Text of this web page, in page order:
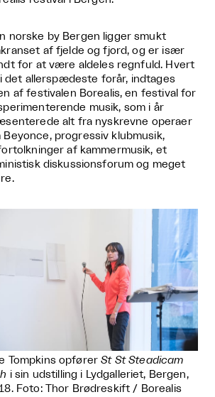
norske by Bergen ligger smukt
af fjelde og fjord, og er især
for at være aldeles regnfuld. Hvert
i det allerspædeste forår, indtages
af festivalen Borealis, en festival for
musik, som i år
alt fra nyskrevne operaer
Beyonce, progressiv klubmusik,
af kammermusik, et
diskussionsforum og meget
Tompkins opførerSt St Steadicam
i sin udstilling i Lydgalleriet, Bergen,
Foto: Thor Brødreskift / Borealis